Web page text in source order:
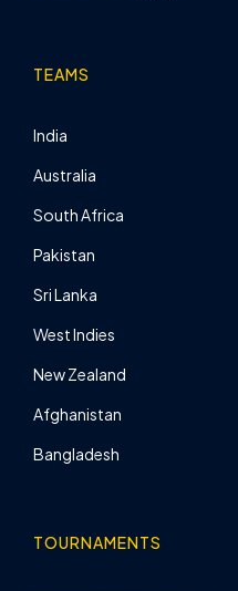
TEAMS
India
Australia
South Africa
Pakistan
Sri Lanka
West Indies
New Zealand
Afghanistan
Bangladesh
TOURNAMENTS